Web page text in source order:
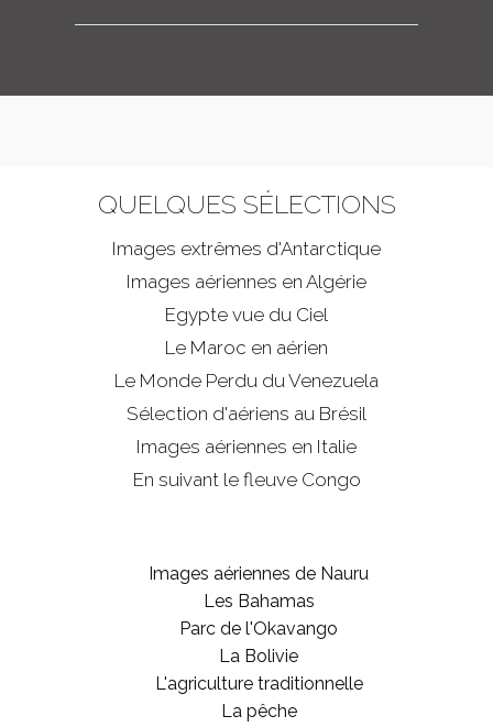
QUELQUES SÉLECTIONS
Images extrêmes d'Antarctique
Images aériennes en Algérie
Egypte vue du Ciel
Le Maroc en aérien
Le Monde Perdu du Venezuela
Sélection d'aériens au Brésil
Images aériennes en Italie
En suivant le fleuve Congo
Images aériennes de Nauru
Les Bahamas
Parc de l'Okavango
La Bolivie
L'agriculture traditionnelle
La pêche